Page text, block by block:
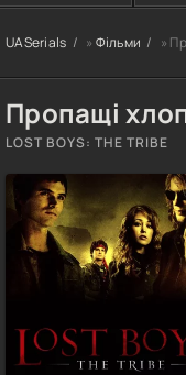
UASerials » Фільми »
Пропащі
LOST BOYS: THE TRIBE